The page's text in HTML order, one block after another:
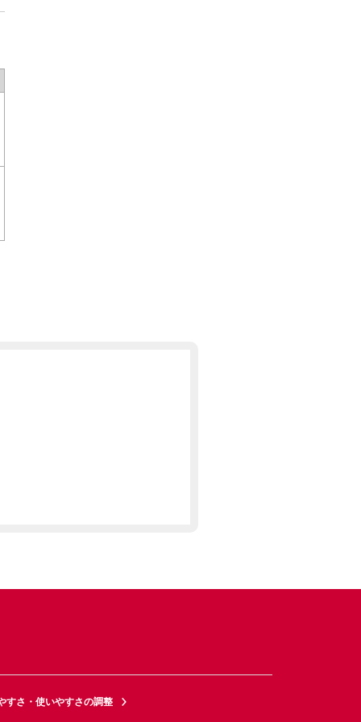
すさ・使いやすさの調整